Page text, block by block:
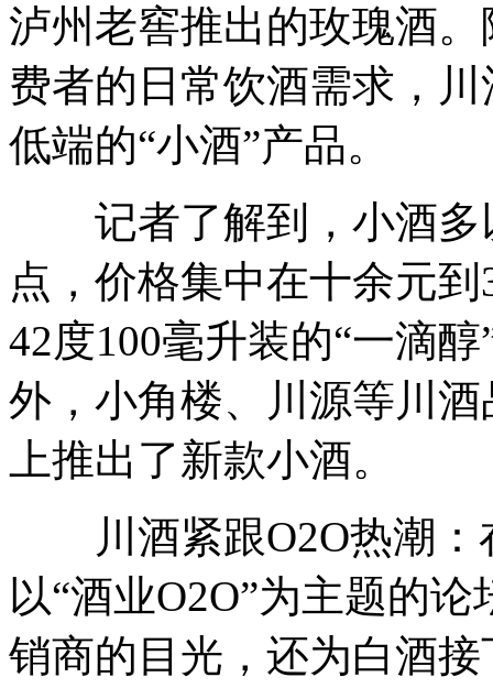
泸州老窖推出的玫瑰酒
费者的日常饮酒需求，
低端的“小酒”产品。
记者了解到，小酒多
点，价格集中在十余元
42度100毫升装的“一滴
外，小角楼、川源等川
上推出了新款小酒。
川酒紧跟O2O热潮：
以“酒业O2O”为主题的
销商的目光，还为白酒